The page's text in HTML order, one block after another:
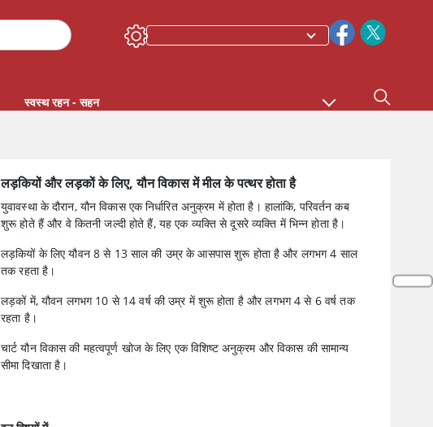
स्वस्थ रहन - सहन
लड़कियों और लड़कों के लिए, यौन विकास में मील के पत्थर होता है
युवावस्था के दौरान, यौन विकास एक निर्धारित अनुक्रम में होता है। हालांकि, परिवर्तन कब
शुरू होते हैं और वे कितनी जल्दी होते हैं, यह एक व्यक्ति से दूसरे व्यक्ति में भिन्न होता है।
लड़कियों के लिए यौवन 8 से 13 साल की उम्र के आसपास शुरू होता है और लगभग 4 साल
तक रहता है।
लड़कों में, यौवन लगभग 10 से 14 वर्ष की उम्र में शुरू होता है और लगभग 4 से 6 वर्ष तक
रहता है।
चार्ट यौन विकास की महत्वपूर्ण खोज के लिए एक विशिष्ट अनुक्रम और विकास की सामान्य
सीमा दिखाता है।